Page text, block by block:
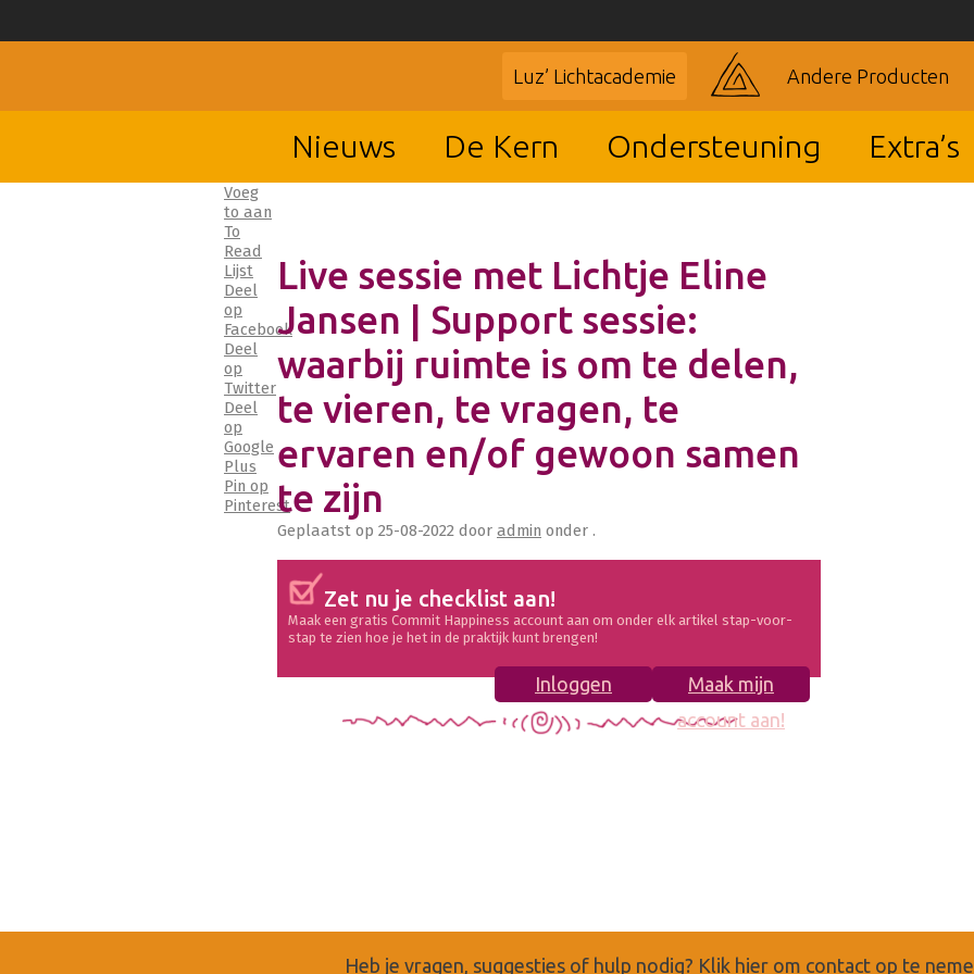
Luz’ Lichtacademie Andere Producten
Nieuws De Kern Ondersteuning Extra’s
Voeg
to aan
To
Read
Lijst
Deel
op
Facebook
Deel
op
Twitter
Deel
op
Google
Plus
Pin op
Pinterest
Live sessie met Lichtje Eline
Jansen | Support sessie:
waarbij ruimte is om te delen,
te vieren, te vragen, te
ervaren en/of gewoon samen
te zijn
Geplaatst op 25-08-2022 door admin onder .
Zet nu je checklist aan!
Maak een gratis Commit Happiness account aan om onder elk artikel stap-voor-
stap te zien hoe je het in de praktijk kunt brengen!
Maak mijn
account aan!
Inloggen
Heb je vragen, suggesties of hulp nodig? Klik hier om contact op te